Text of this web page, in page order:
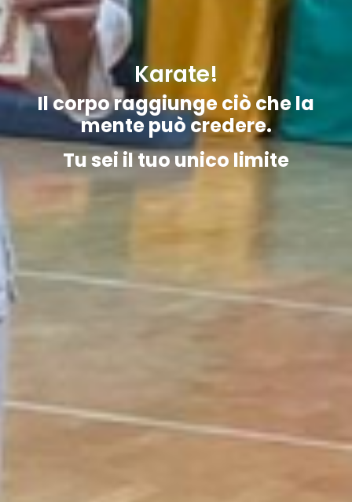
Karate!
Il corpo raggiunge ciò che la
mente può credere.
Tu sei il tuo unico limite